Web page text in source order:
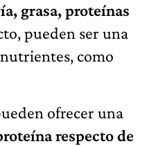
grasa, proteínas
pueden ser una
como
ofrecer una
respecto de